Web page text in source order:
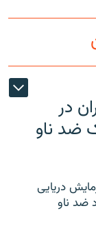
در
ضد ناو
دریایی
ضد ناو